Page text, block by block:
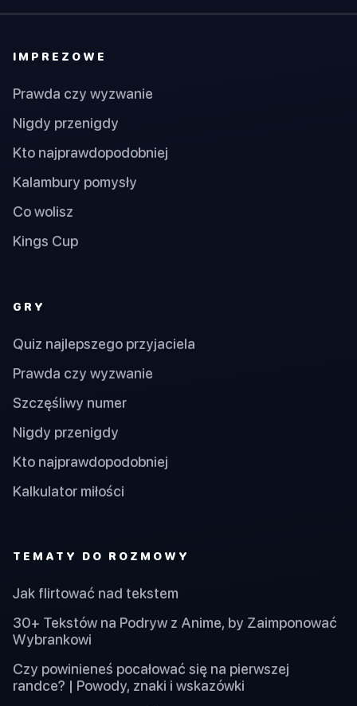
IMPREZOWE
Prawda czy wyzwanie
Nigdy przenigdy
Kto najprawdopodobniej
Kalambury pomysły
Co wolisz
Kings Cup
GRY
Quiz najlepszego przyjaciela
Prawda czy wyzwanie
Szczęśliwy numer
Nigdy przenigdy
Kto najprawdopodobniej
Kalkulator miłości
TEMATY DO ROZMOWY
Jak flirtować nad tekstem
30+ Tekstów na Podryw z Anime, by Zaimponować
Wybrankowi
Czy powinieneś pocałować się na pierwszej
randce? | Powody, znaki i wskazówki